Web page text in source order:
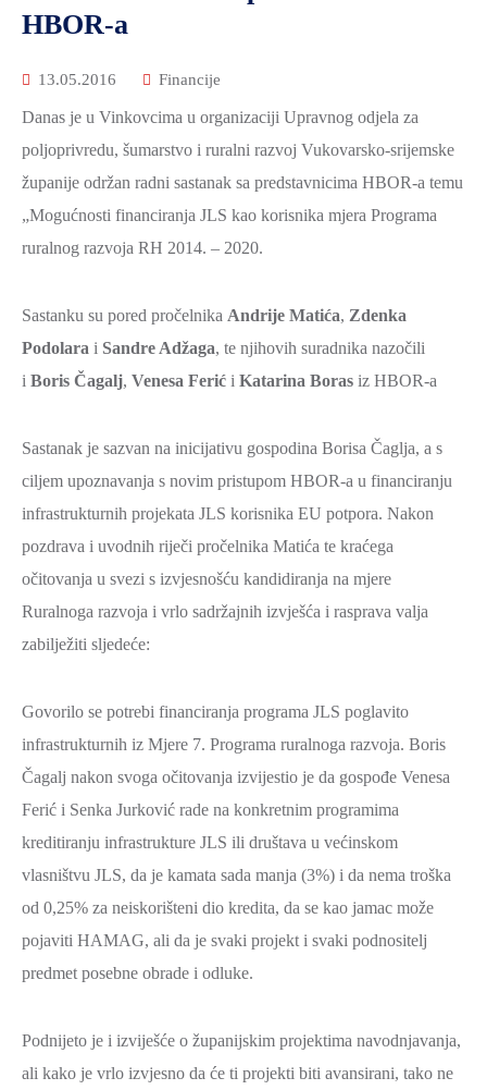
HBOR-a
13.05.2016 Financije
Danas je u Vinkovcima u organizaciji Upravnog odjela za
poljoprivredu, šumarstvo i ruralni razvoj Vukovarsko-srijemske
županije održan radni sastanak sa predstavnicima HBOR-a temu
„Mogućnosti financiranja JLS kao korisnika mjera Programa
ruralnog razvoja RH 2014. – 2020.
Sastanku su pored pročelnika Andrije Matića, Zdenka
Podolara i Sandre Adžaga, te njihovih suradnika nazočili
i Boris Čagalj, Venesa Ferić i Katarina Boras iz HBOR-a
Sastanak je sazvan na inicijativu gospodina Borisa Čaglja, a s
ciljem upoznavanja s novim pristupom HBOR-a u financiranju
infrastrukturnih projekata JLS korisnika EU potpora. Nakon
pozdrava i uvodnih riječi pročelnika Matića te kraćega
očitovanja u svezi s izvjesnošću kandidiranja na mjere
Ruralnoga razvoja i vrlo sadržajnih izvješća i rasprava valja
zabilježiti sljedeće:
Govorilo se potrebi financiranja programa JLS poglavito
infrastrukturnih iz Mjere 7. Programa ruralnoga razvoja. Boris
Čagalj nakon svoga očitovanja izvijestio je da gospođe Venesa
Ferić i Senka Jurković rade na konkretnim programima
kreditiranju infrastrukture JLS ili društava u većinskom
vlasništvu JLS, da je kamata sada manja (3%) i da nema troška
od 0,25% za neiskorišteni dio kredita, da se kao jamac može
pojaviti HAMAG, ali da je svaki projekt i svaki podnositelj
predmet posebne obrade i odluke.
Podnijeto je i izviješće o županijskim projektima navodnjavanja,
ali kako je vrlo izvjesno da će ti projekti biti avansirani, tako ne